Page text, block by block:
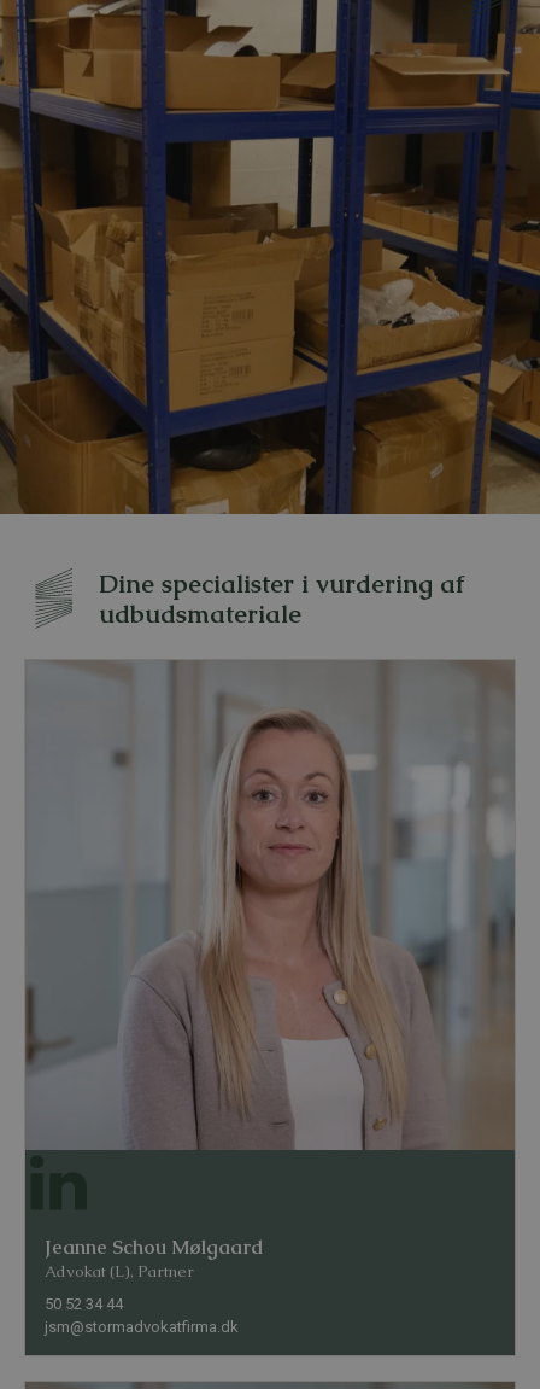
Dine specialister i vurdering af
udbudsmateriale
Jeanne Schou Mølgaard
Advokat (L), Partner
50 52 34 44
jsm@stormadvokatfirma.dk